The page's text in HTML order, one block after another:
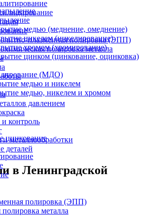
медью (меднение, омеднение)
никелем (никелирование)
хромом (хромирование)
цинком (цинкование, оцинковка)
(МДО)
медью и никелем
медью, никелем и хромом
цинкование
полировка (ЭПП)
металла
плазменная полировка (ЭПП)
полировка металла
давлением
контроль
металлообработки
деталей
в Ленинградской